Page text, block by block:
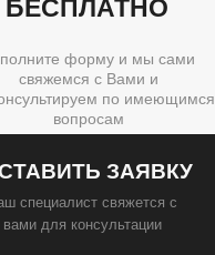
БЕСПЛАТНО
форму и мы сами
свяжемся с Вами и
по имеющимся
вопросам
ЗАЯВКУ
специалист свяжется с
вами для консультации